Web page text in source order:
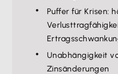
Puffer für Krisen:
Unabhängigkeit
Zinsänderungen